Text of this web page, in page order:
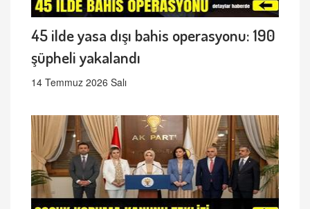
45 ilde yasa dışı bahis operasyonu: 190
şüpheli yakalandı
14 Temmuz 2026 Salı